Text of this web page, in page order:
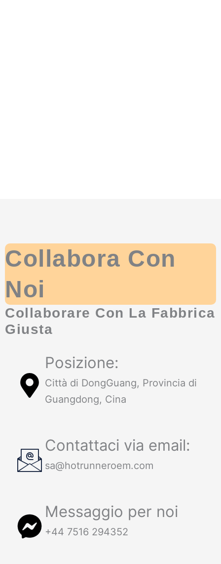
Collabora Con
Noi
Collaborare Con La Fabbrica
Giusta
Posizione:
Città di DongGuang, Provincia di
Guangdong, Cina
Contattaci via email:
sa@hotrunneroem.com
Messaggio per noi
+44 7516 294352